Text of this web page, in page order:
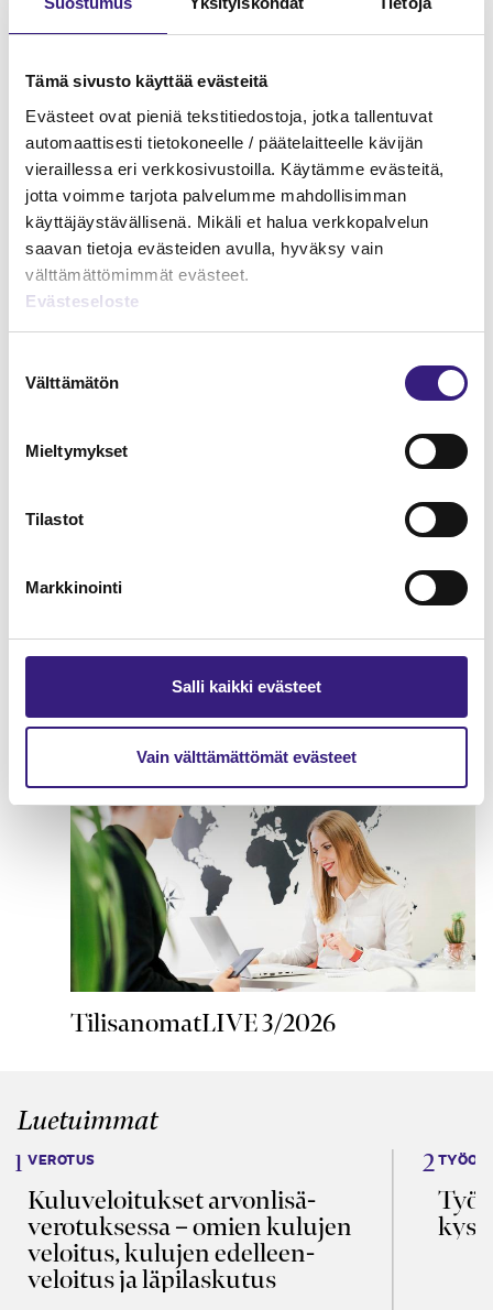
Tämä sivusto käyttää evästeitä
Evästeet ovat pieniä tekstitiedostoja, jotka tallentuvat
automaattisesti tietokoneelle / päätelaitteelle kävijän
vieraillessa eri verkkosivustoilla. Käytämme evästeitä,
jotta voimme tarjota palvelumme mahdollisimman
käyttäjäystävällisenä. Mikäli et halua verkkopalvelun
saavan tietoja evästeiden avulla, hyväksy vain
välttämättömimmät evästeet.
Evästeseloste
valinta
Välttämätön
Mieltymykset
Tilastot
Markkinointi
Salli kaikki evästeet
Vain välttämättömät evästeet
Matkailualan marginaaliverotus
Varautuminen ja jatkuvuuden
hallinta tilitoimistossa
TilisanomatLIVE 3/2026
Luetuimmat
VEROTUS
Kulu­veloitukset arvon­lisä­
verotuksessa – omien kulujen
veloitus, kulujen edelleen­
veloitus ja läpi­laskutus